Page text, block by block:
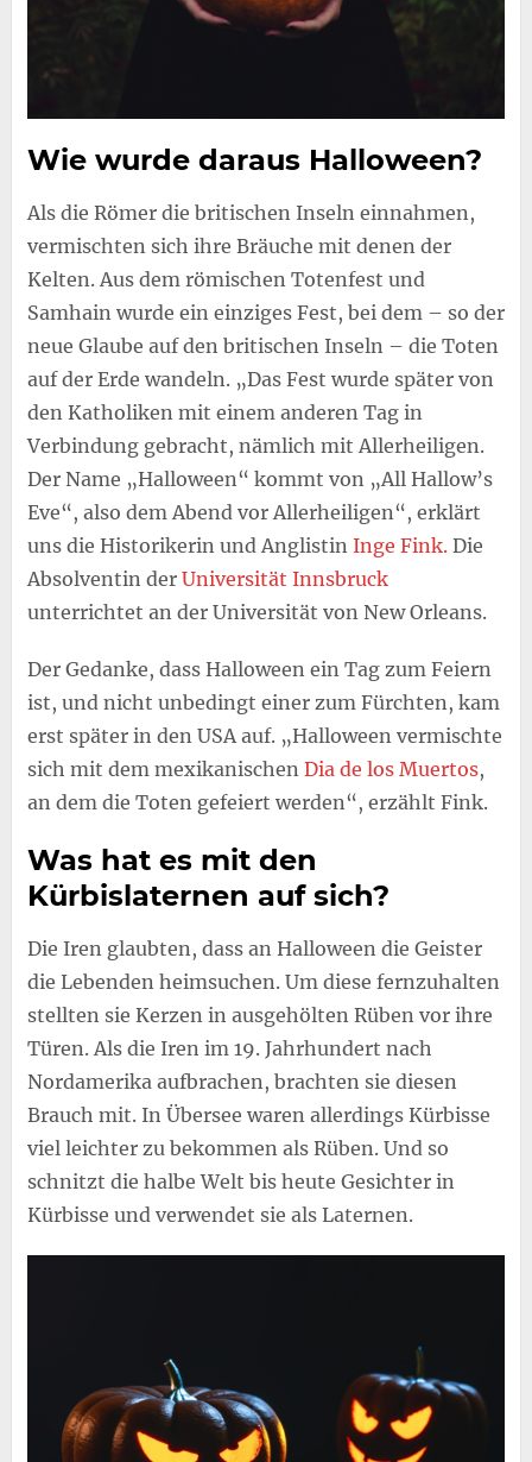
Wie wurde daraus Halloween?
Als die Römer die britischen Inseln einnahmen,
vermischten sich ihre Bräuche mit denen der
Kelten. Aus dem römischen Totenfest und
Samhain wurde ein einziges Fest, bei dem – so der
neue Glaube auf den britischen Inseln – die Toten
auf der Erde wandeln. „Das Fest wurde später von
den Katholiken mit einem anderen Tag in
Verbindung gebracht, nämlich mit Allerheiligen.
Der Name „Halloween“ kommt von „All Hallow’s
Eve“, also dem Abend vor Allerheiligen“, erklärt
uns die Historikerin und Anglistin Inge Fink.Die
Absolventin der Universität Innsbruck
unterrichtet an der Universität von New Orleans.
Der Gedanke, dass Halloween ein Tag zum Feiern
ist, und nicht unbedingt einer zum Fürchten, kam
erst später in den USA auf. „Halloween vermischte
sich mit dem mexikanischen Dia de los Muertos,
an dem die Toten gefeiert werden“, erzählt Fink.
Was hat es mit den
Kürbislaternen auf sich?
Die Iren glaubten, dass an Halloween die Geister
die Lebenden heimsuchen. Um diese fernzuhalten
stellten sie Kerzen in ausgehölten Rüben vor ihre
Türen. Als die Iren im 19. Jahrhundert nach
Nordamerika aufbrachen, brachten sie diesen
Brauch mit. In Übersee waren allerdings Kürbisse
viel leichter zu bekommen als Rüben. Und so
schnitzt die halbe Welt bis heute Gesichter in
Kürbisse und verwendet sie als Laternen.